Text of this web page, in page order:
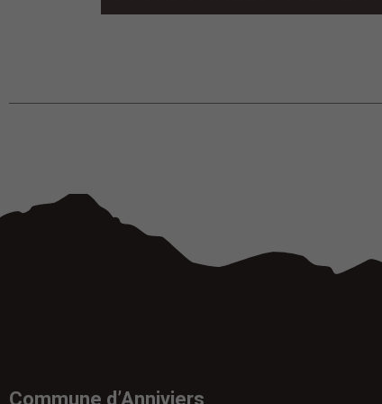
Commune d’Anniviers